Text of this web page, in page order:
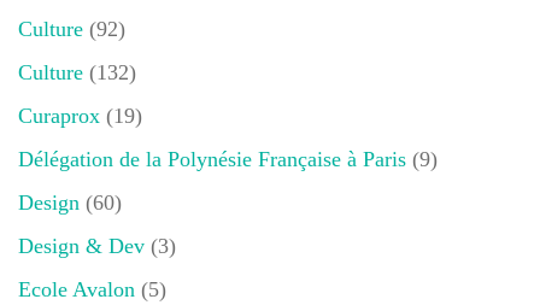
Culture (92)
Culture (132)
Curaprox (19)
Délégation de la Polynésie Française à Paris (9)
Design (60)
Design & Dev (3)
Ecole Avalon (5)